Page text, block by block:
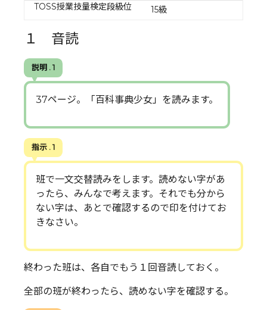
TOSS授業技量検定段級位
15級
１ 音読
説明 . 1
37ページ。「百科事典少女」を読みます。
指示 . 1
班で一文交替読みをします。読めない字があ
ったら、みんなで考えます。それでも分から
ない字は、あとで確認するので印を付けてお
きなさい。
終わった班は、各自でもう１回音読しておく。
全部の班が終わったら、読めない字を確認する。